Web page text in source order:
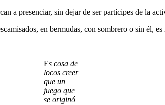
a presenciar, sin dejar de ser partícipes de la
en bermudas, con sombrero o sin él,
Es cosa de
locos creer
que un
juego que
se originó